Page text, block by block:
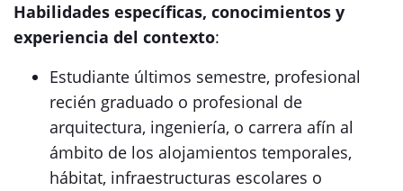
Habilidades específicas, conocimientos y
experiencia del contexto:
Estudiante últimos semestre, profesional
recién graduado o profesional de
arquitectura, ingeniería, o carrera afín al
ámbito de los alojamientos temporales,
hábitat, infraestructuras escolares o